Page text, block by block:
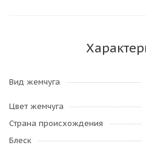
Вид жемчуга
Цвет жемчуга
Страна происхождения
Блеск